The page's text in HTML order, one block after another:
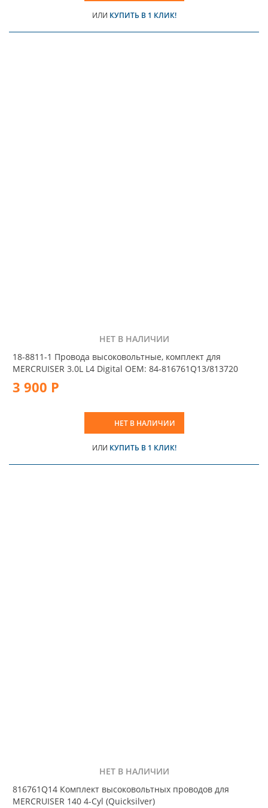
ИЛИ КУПИТЬ В 1 КЛИК!
НЕТ В НАЛИЧИИ
18-8811-1 Провода высоковольтные, комплект для
MERCRUISER 3.0L L4 Digital OEM: 84-816761Q13/813720
3 900 Р
НЕТ В НАЛИЧИИ
ИЛИ КУПИТЬ В 1 КЛИК!
НЕТ В НАЛИЧИИ
816761Q14 Комплект высоковольтных проводов для
MERCRUISER 140 4-Cyl (Quicksilver)